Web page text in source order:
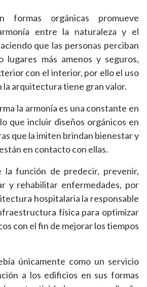
formas orgánicas promueve
entre la naturaleza y el
que las personas perciban
lugares más amenos y seguros,
con el interior, por ello el uso
la arquitectura tiene gran valor.
la armonía es una constante en
que incluir diseños orgánicos en
que la imiten brindan bienestar y
en contacto con ellas.
la función de predecir, prevenir,
y rehabilitar enfermedades, por
hospitalaria la responsable
física para optimizar
con el fin de mejorar los tiempos
únicamente como un servicio
a los edificios en sus formas